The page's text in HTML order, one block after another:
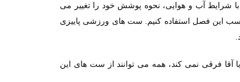
شرایط آب و هوایی، نحوه پوشش خود را تغییر می
این فصل استفاده کنیم. ست های ورزشی پاییزی
آقا فرقی نمی کند، همه می توانند از ست های این